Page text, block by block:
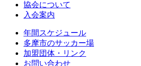
協会について
入会案内
年間スケジュール
多摩市のサッカー場
加盟団体・リンク
お問い合わせ